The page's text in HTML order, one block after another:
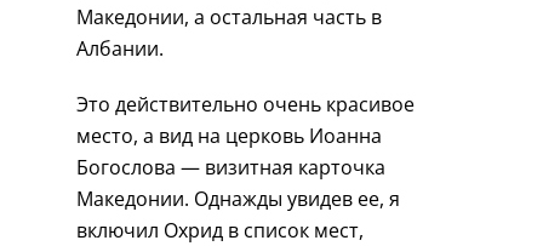
Македонии, а остальная часть в
Албании.
Это действительно очень красивое
место, а вид на церковь Иоанна
Богослова — визитная карточка
Македонии. Однажды увидев ее, я
включил Охрид в список мест,